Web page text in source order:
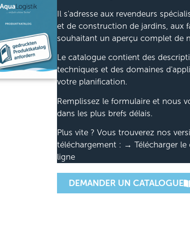
Il s'adresse aux revendeurs
et de construction de jardins, aux
souhaitant un aperçu complet de
Le catalogue contient des
techniques et des domaines
votre planification.
Remplissez le formulaire et nous
dans les plus brefs délais.
Plus vite ? Vous trouverez nos
téléchargement : → Télécharger le
ligne
DEMANDER UN CATALOGUE